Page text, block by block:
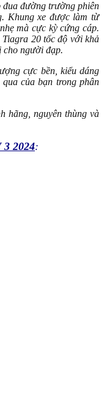
đua đường trường phiên
Khung xe được làm từ
mà cực kỳ cứng cáp.
20 tốc độ với khả
cho người đạp.
cực bền, kiểu dáng
của bạn trong phân
hãng, nguyên thùng và
2024: